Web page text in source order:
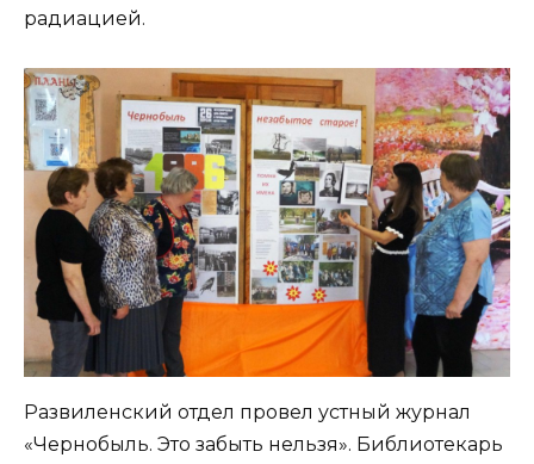
радиацией.
Развиленский отдел провел устный журнал
«Чернобыль. Это забыть нельзя». Библиотекарь